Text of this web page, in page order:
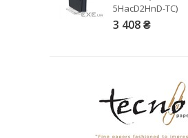
Рейтинг EXE.ua:
974
63
5HacD2HnD-TC)
3 408 ₴